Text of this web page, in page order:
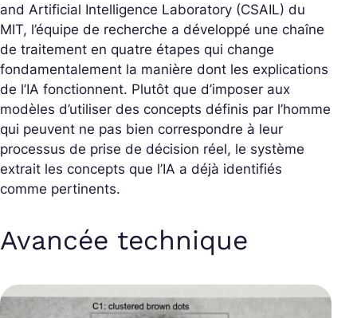
and Artificial Intelligence Laboratory (CSAIL) du
MIT, l’équipe de recherche a développé une chaîne
de traitement en quatre étapes qui change
fondamentalement la manière dont les explications
de l’IA fonctionnent. Plutôt que d’imposer aux
modèles d’utiliser des concepts définis par l’homme
qui peuvent ne pas bien correspondre à leur
processus de prise de décision réel, le système
extrait les concepts que l’IA a déjà identifiés
comme pertinents.
Avancée technique